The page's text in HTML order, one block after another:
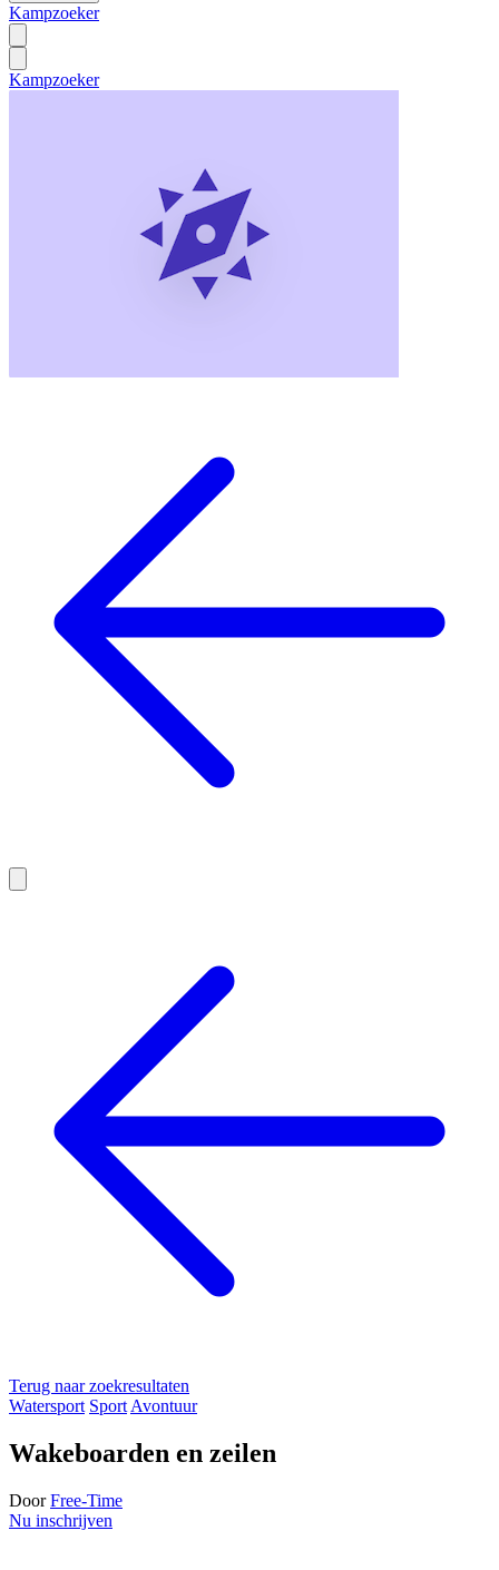
Kampzoeker
Kampzoeker
Terug naar zoekresultaten
Watersport Sport Avontuur
Wakeboarden en zeilen
Door Free-Time
Nu inschrijven